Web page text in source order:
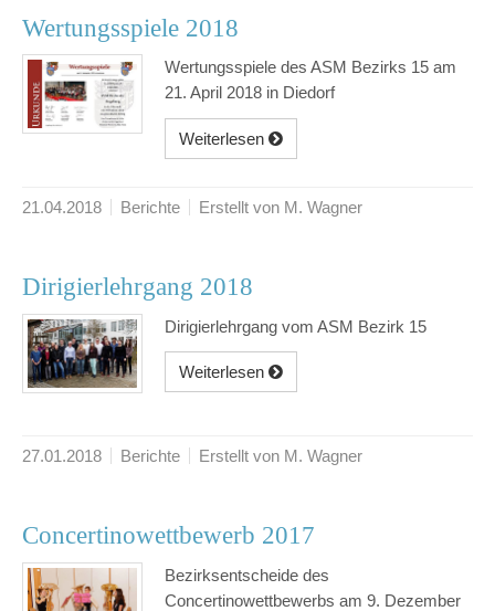
Wertungsspiele 2018
Wertungsspiele des ASM Bezirks 15 am
21. April 2018 in Diedorf
Weiterlesen
21.04.2018 Berichte Erstellt von M. Wagner
Dirigierlehrgang 2018
Dirigierlehrgang vom ASM Bezirk 15
Weiterlesen
27.01.2018 Berichte Erstellt von M. Wagner
Concertinowettbewerb 2017
Bezirksentscheide des
Concertinowettbewerbs am 9. Dezember